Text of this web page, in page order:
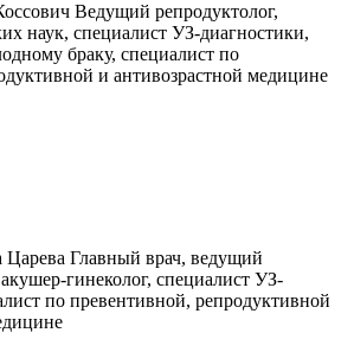
Ведущий репродуктолог,
наук, специалист УЗ-диагностики,
браку, специалист по
и антивозрастной медицине
Царева Главный врач, ведущий
гинеколог, специалист УЗ-
по превентивной, репродуктивной